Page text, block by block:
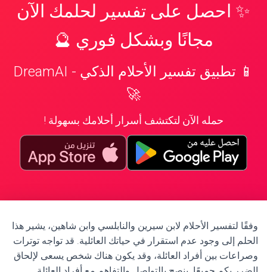
✨ احصل على تفسير لحلمك الآن
مجانًا وبشكل فوري 🔮
📱 تطبيق تفسير الأحلام الذكي - DreamAI
🚀
حمله الآن لتكتشف أسرار أحلامك بسهولة !
وفقًا لتفسير الأحلام لابن سيرين والنابلسي وابن شاهين، يشير هذا
الحلم إلى وجود عدم استقرار في حياتك العائلية. قد تواجه توترات
وصراعات بين أفراد العائلة، وقد يكون هناك شخص يسعى لإلحاق